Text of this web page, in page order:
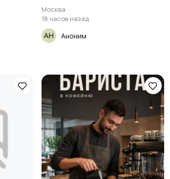
Москва
18 часов назад
Аноним